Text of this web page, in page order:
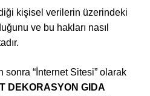
kişisel verilerin üzerindeki
ve bu hakları nasıl
sonra “İnternet Sitesi” olarak
DEKORASYON GIDA